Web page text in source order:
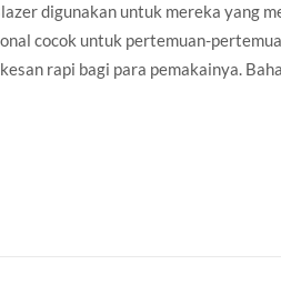
digunakan untuk mereka yang
cocok untuk pertemuan-
rapi bagi para pemakainya.